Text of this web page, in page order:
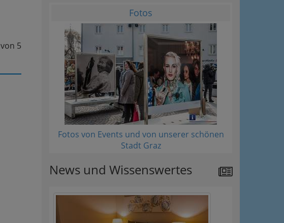
von 5
Fotos
Fotos von Events und von unserer schönen
Stadt Graz
News und Wissenswertes